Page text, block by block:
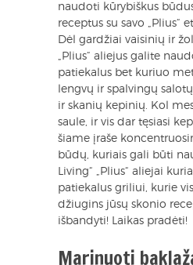
naudoti kūrybiškus
receptus su savo „Plius“
Dėl gardžiai vaisinių ir
„Plius“ aliejus galite
patiekalus bet kuriuo
lengvų ir spalvingų
ir skanių kepinių. Kol
saule, ir vis dar tęsiasi
šiame įraše
būdų, kuriais gali būti
Living“ „Plius“ aliejai
patiekalus griliui, kurie
džiugins jūsų skonio
išbandyti! Laikas pradėti!
Marinuoti